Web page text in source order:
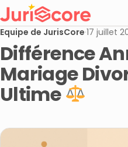
Equipe de JurisCore·17 juillet
Différence
Mariage
Ultime